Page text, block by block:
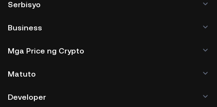
Serbisyo
Business
Mga Price ng Crypto
Matuto
Developer